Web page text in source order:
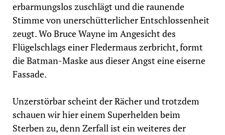
erbarmungslos zuschlägt und die raunende
Stimme von unerschütterlicher Entschlossenheit
zeugt. Wo Bruce Wayne im Angesicht des
Flügelschlags einer Fledermaus zerbricht, formt
die Batman-Maske aus dieser Angst eine eiserne
Fassade.
Unzerstörbar scheint der Rächer und trotzdem
schauen wir hier einem Superhelden beim
Sterben zu, denn Zerfall ist ein weiteres der